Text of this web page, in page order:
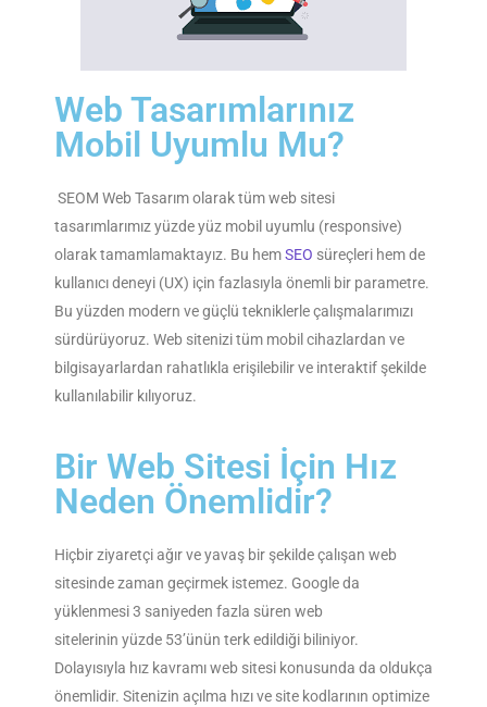
Web Tasarımlarınız
Mobil Uyumlu Mu?
SEOM Web Tasarım olarak tüm web sitesi
tasarımlarımız yüzde yüz mobil uyumlu (responsive)
olarak tamamlamaktayız. Bu hemSEO süreçleri hem de
kullanıcı deneyi (UX) için fazlasıyla önemli bir parametre.
Bu yüzden modern ve güçlü tekniklerle çalışmalarımızı
sürdürüyoruz. Web sitenizi tüm mobil cihazlardan ve
bilgisayarlardan rahatlıkla erişilebilir ve interaktif şekilde
kullanılabilir kılıyoruz.
Bir Web Sitesi İçin Hız
Neden Önemlidir?
Hiçbir ziyaretçi ağır ve yavaş bir şekilde çalışan web
sitesinde zaman geçirmek istemez. Google da
yüklenmesi 3 saniyeden fazla süren web
sitelerinin yüzde 53’ünün terk edildiği biliniyor.
Dolayısıyla hız kavramı web sitesi konusunda da oldukça
önemlidir. Sitenizin açılma hızı ve site kodlarının optimize